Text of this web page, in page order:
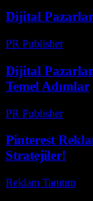
Dijital
PR Publisher-
Dijital
Temel Adımlar
PR Publisher-
Pinterest
Stratejiler!
Reklam Tanıtım